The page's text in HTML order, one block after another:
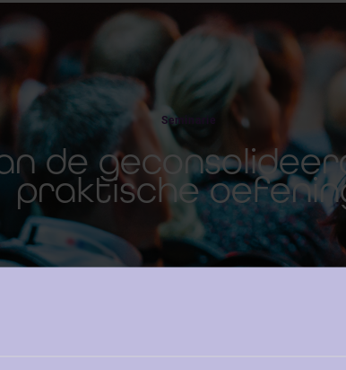
Seminarie
de
praktische